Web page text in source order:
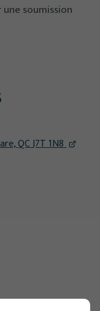
QCJ7T 1N8
soumission